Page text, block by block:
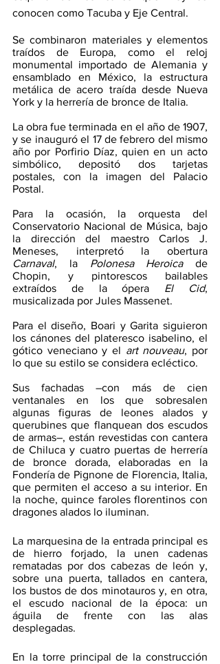
conocen como Tacuba y Eje Central.
Se combinaron materiales y elementos
traídos de Europa, como el reloj
monumental importado de Alemania y
ensamblado en México, la estructura
metálica de acero traída desde Nueva
York y la herrería de bronce de Italia.
La obra fue terminada en el año de 1907,
y se inauguró el 17 de febrero del mismo
año por Porfirio Díaz, quien en un acto
simbólico, depositó dos tarjetas
postales, con la imagen del Palacio
Postal.
Para la ocasión, la orquesta del
Conservatorio Nacional de Música, bajo
la dirección del maestro Carlos J.
Carnaval, la Polonesa Heroica de
Chopin, y pintorescos bailables
extraídos de la ópera El Cid,
musicalizada por Jules Massenet.
Para el diseño, Boari y Garita siguieron
los cánones del plateresco isabelino, el
gótico veneciano y el art nouveau, por
lo que su estilo se considera ecléctico.
Sus fachadas –con más de cien
ventanales en los que sobresalen
algunas figuras de leones alados y
querubines que flanquean dos escudos
de armas–, están revestidas con cantera
de Chiluca y cuatro puertas de herrería
de bronce dorada, elaboradas en la
Fondería de Pignone de Florencia, Italia,
que permiten el acceso a su interior. En
la noche, quince faroles florentinos con
dragones alados lo iluminan.
La marquesina de la entrada principal es
de hierro forjado, la unen cadenas
rematadas por dos cabezas de león y,
sobre una puerta, tallados en cantera,
los bustos de dos minotauros y, en otra,
el escudo nacional de la época: un
águila de frente con las alas
desplegadas.
En la torre principal de la construcción